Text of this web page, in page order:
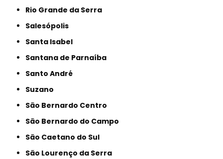
Rio Grande da Serra
Salesópolis
Santa Isabel
Santana de Parnaíba
Santo André
Suzano
São Bernardo Centro
São Bernardo do Campo
São Caetano do Sul
São Lourenço da Serra